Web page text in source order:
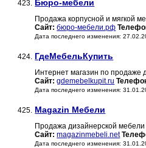
423. Бюро-мебели
Продажа корпусной и мягкой
Сайт: бюро-мебели.рф
Дата последнего изменения:
424. ГдеМебельКупить
Интернет магазин по продаже
Сайт: gdemebelkupit.ru
Дата последнего изменения:
425. Magazin Мебели
Продажа дизайнерской
Сайт: magazinmebeli.net
Дата последнего изменения: